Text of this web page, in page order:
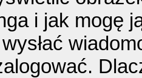
i jak mogę